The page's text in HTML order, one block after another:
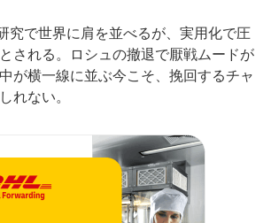
究で世界に肩を並べるが、実用化で圧
される。ロシュの撤退で厭戦ムードが
が横一線に並ぶ今こそ、挽回するチャ
れない。